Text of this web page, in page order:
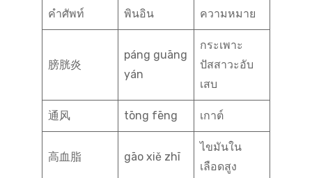
คำศัพท์ พินอิน ความหมาย
膀胱炎
páng guāng
yán
กระเพาะ
ปัสสาวะอับ
เสบ
通风 tōng fēng เกาต์
高血脂 gāo xiě zhī
ไขมันใน
เลือดสูง